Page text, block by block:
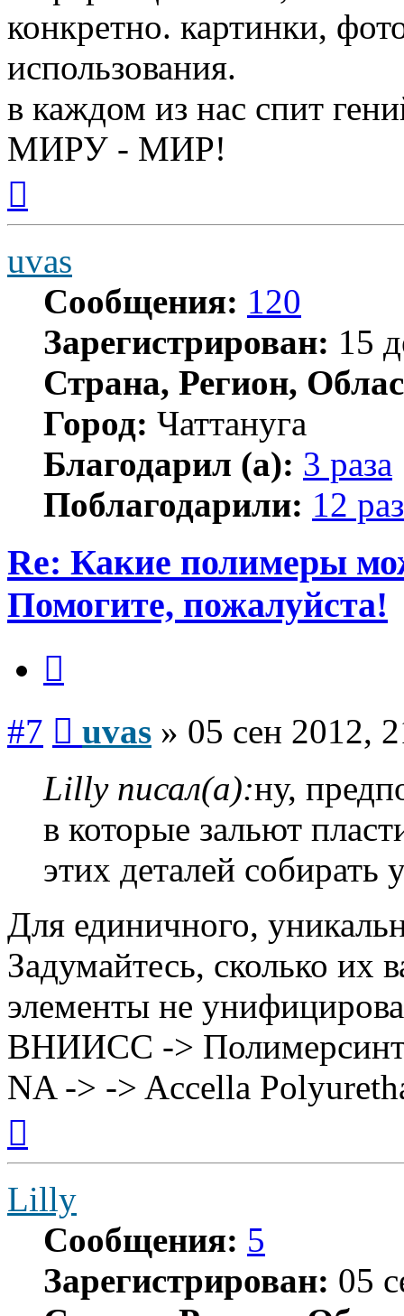
конкретно. картинки,
использования.
в каждом из нас спит
МИРУ - МИР!
началу
uvas
Сообщения: 120
Зарегистрирован: 15
Страна, Регион,
Город: Чаттануга
Благодарил (а): 3 раза
Поблагодарили: 12 раз
Re: Какие полимеры
Помогите, пожалуйста!
#7 uvas » 05 сен 2012,
Lilly писал(а):ну,
в которые зальют
этих деталей собирать
Для единичного,
Задумайтесь, сколько их
элементы не
ВНИИСС ->
NA -> -> Accella
началу
Lilly
Сообщения: 5
Зарегистрирован: 05